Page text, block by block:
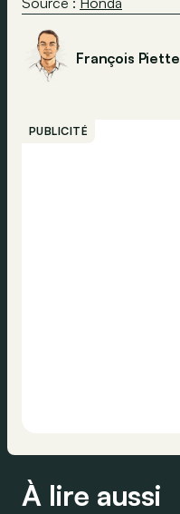
François Piette
PUBLICITÉ
À lire aussi